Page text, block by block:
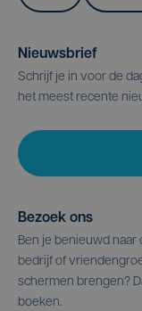
Nieuwsbrief
Schrijf je in voor de
het meest recente
Bezoek ons
Ben je benieuwd
bedrijf of
schermen brengen?
boeken.